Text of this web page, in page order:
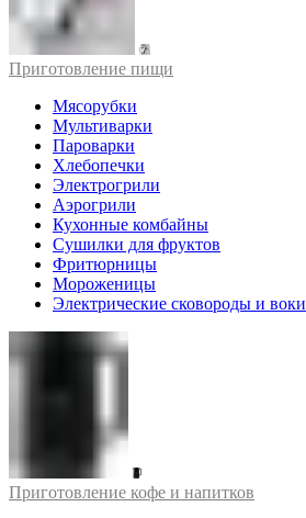
Приготовление пищи
Мясорубки
Мультиварки
Пароварки
Хлебопечки
Электрогрили
Аэрогрили
Кухонные комбайны
Сушилки для фруктов
Фритюрницы
Мороженицы
Электрические сковороды и воки
Приготовление кофе и напитков